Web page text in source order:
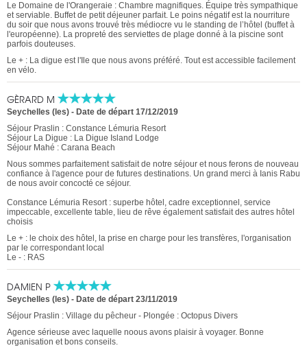
Le Domaine de l'Orangeraie : Chambre magnifiques. Équipe très sympathique
et serviable. Buffet de petit déjeuner parfait. Le poins négatif est la nourriture
du soir que nous avons trouvé très médiocre vu le standing de l’hôtel (buffet à
l'européenne). La propreté des serviettes de plage donné à la piscine sont
parfois douteuses.
Le + : La digue est l'Ile que nous avons préféré. Tout est accessible facilement
en vélo.
GÈRARD M
Seychelles (les) - Date de départ 17/12/2019
Séjour Praslin : Constance Lémuria Resort
Séjour La Digue : La Digue Island Lodge
Séjour Mahé : Carana Beach
Nous sommes parfaitement satisfait de notre séjour et nous ferons de nouveau
confiance à l'agence pour de futures destinations. Un grand merci à Ianis Rabu
de nous avoir concocté ce séjour.
Constance Lémuria Resort : superbe hôtel, cadre exceptionnel, service
impeccable, excellente table, lieu de rêve également satisfait des autres hôtel
choisis
Le + : le choix des hôtel, la prise en charge pour les transfères, l'organisation
par le correspondant local
Le - : RAS
DAMIEN P
Seychelles (les) - Date de départ 23/11/2019
Séjour Praslin : Village du pêcheur - Plongée : Octopus Divers
Agence sérieuse avec laquelle noous avons plaisir à voyager. Bonne
organisation et bons conseils.